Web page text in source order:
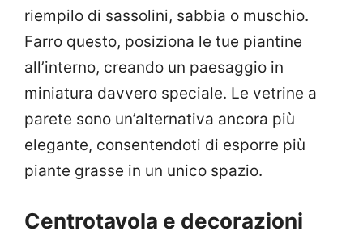
riempilo di sassolini, sabbia o muschio.
Farro questo, posiziona le tue piantine
all’interno, creando un paesaggio in
miniatura davvero speciale. Le vetrine a
parete sono un’alternativa ancora più
elegante, consentendoti di esporre più
piante grasse in un unico spazio.
Centrotavola e decorazioni